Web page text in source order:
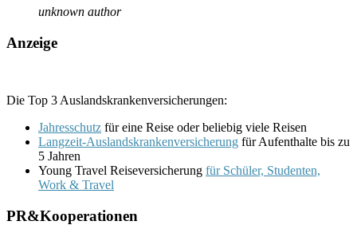
unknown author
Anzeige
Die Top 3 Auslandskrankenversicherungen:
Jahresschutz für eine Reise oder beliebig viele Reisen
Langzeit-Auslandskrankenversicherung für Aufenthalte bis zu
5 Jahren
Young Travel Reiseversicherung für Schüler, Studenten,
Work & Travel
PR&Kooperationen